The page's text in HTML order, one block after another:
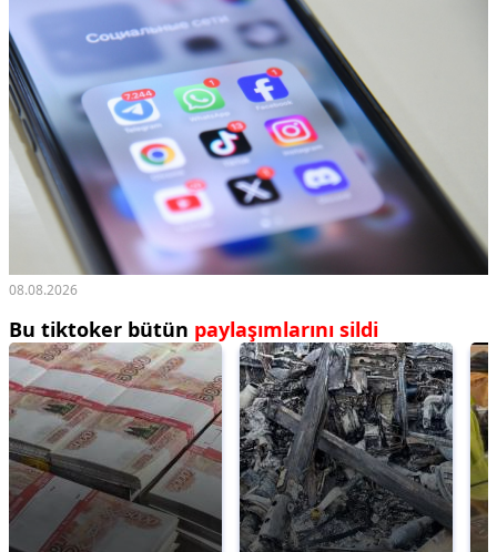
08.08.2026
Bu tiktoker bütün paylaşımlarını sildi